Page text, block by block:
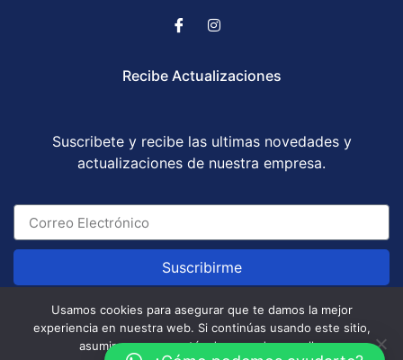
Recibe Actualizaciones
Suscribete y recibe las ultimas novedades y
actualizaciones de nuestra empresa.
Suscribirme
Abogados Corporatum S.A.S © All Rights Reserved
Usamos cookies para asegurar que te damos la mejor
experiencia en nuestra web. Si continúas usando este sitio,
asumiremos que estás de acuerdo con ello.